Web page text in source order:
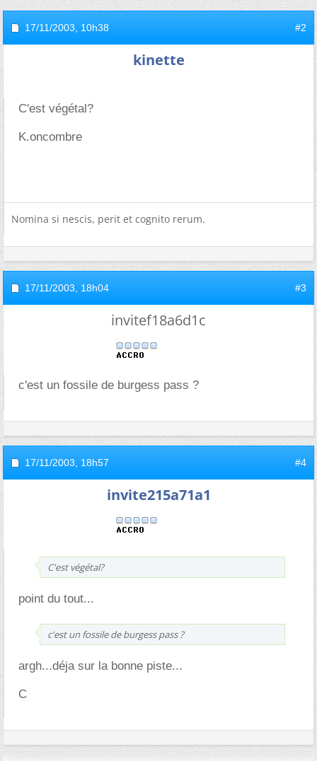
17/11/2003, 10h38 #2
kinette
C'est végétal?
K.oncombre
Nomina si nescis, perit et cognito rerum.
17/11/2003, 18h04 #3
invitef18a6d1c
c'est un fossile de burgess pass ?
17/11/2003, 18h57 #4
invite215a71a1
C'est végétal?
point du tout...
c'est un fossile de burgess pass ?
argh...déja sur la bonne piste...
C